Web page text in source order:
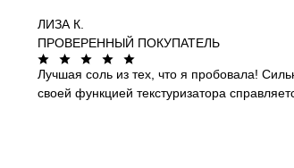
ЛИЗА К.
ПРОВЕРЕННЫЙ ПОКУПАТЕЛЬ
Лучшая соль из тех, что я пробовала!
своей функцией текстуризатора